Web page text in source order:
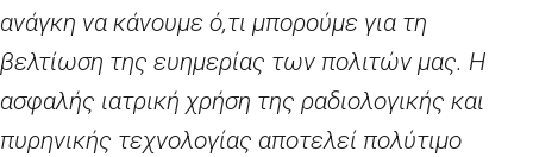
ανάγκη να κάνουμε ό,τι μπορούμε για τη
βελτίωση της ευημερίας των πολιτών μας. Η
ασφαλής ιατρική χρήση της ραδιολογικής και
πυρηνικής τεχνολογίας αποτελεί πολύτιμο